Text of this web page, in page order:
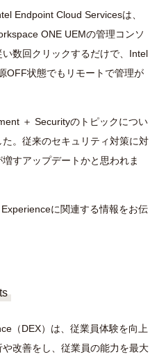
Endpoint Cloud Servicesは、
ONE UEMの管理コンソ
数回クリックするだけで、 Intel
OFF状態でもリモートで管理が
＋ Securityのトピックについ
。従来のセキュリティ対策に対
すアップデートかと思われま
に関連する情報をお伝
（DEX）は、従業員体験を向上
改善をし、従業員の能力を最大